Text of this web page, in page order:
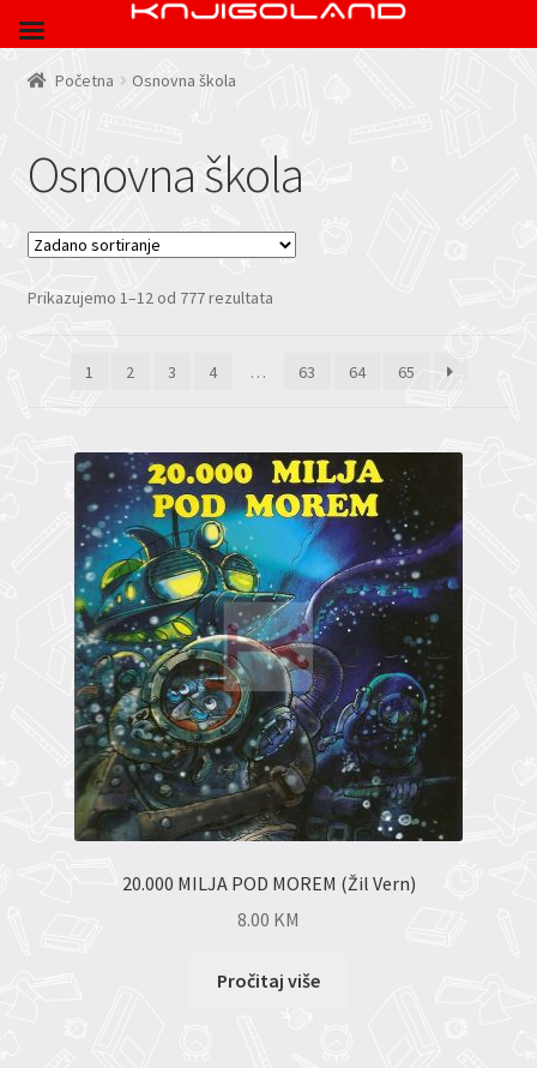
Početna Osnovna škola
Osnovna škola
Prikazujemo 1–12 od 777 rezultata
1 2 3 4 … 63 64 65
20.000 MILJA POD MOREM (Žil Vern)
8.00 KM
Pročitaj više